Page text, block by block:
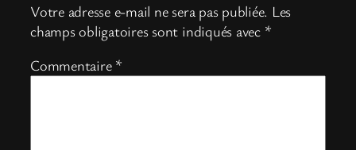
Votre adresse e-mail ne sera pas publiée. Les
champs obligatoires sont indiqués avec *
Commentaire *